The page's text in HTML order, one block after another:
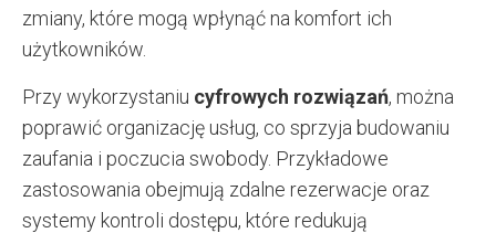
zmiany, które mogą wpłynąć na komfort ich
użytkowników.
Przy wykorzystaniu cyfrowych rozwiązań, można
poprawić organizację usług, co sprzyja budowaniu
zaufania i poczucia swobody. Przykładowe
zastosowania obejmują zdalne rezerwacje oraz
systemy kontroli dostępu, które redukują